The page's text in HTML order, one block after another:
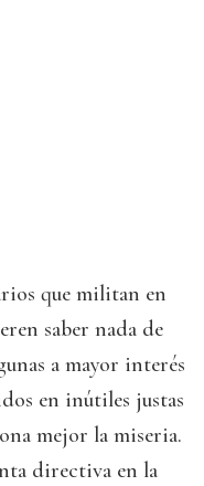
que militan en
saber nada de
a mayor interés
en inútiles justas
mejor la miseria.
directiva en la